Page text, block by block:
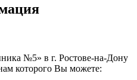
№5» в г. Ростове-на-Дону
которого Вы можете: